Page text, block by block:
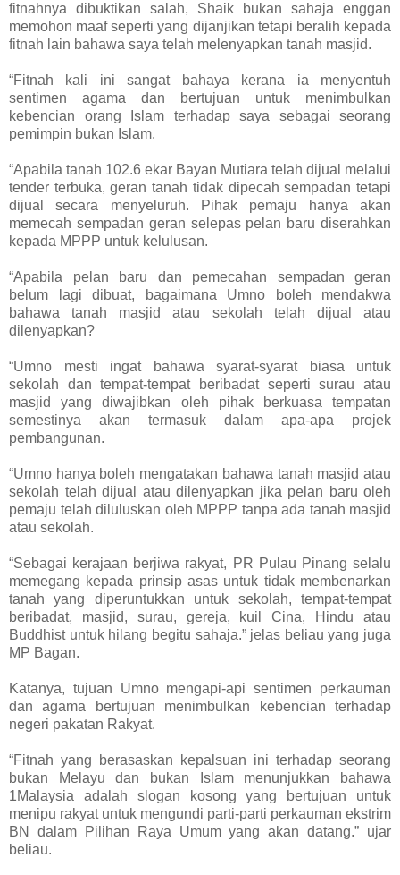
fitnahnya dibuktikan salah, Shaik bukan sahaja enggan
memohon maaf seperti yang dijanjikan tetapi beralih kepada
fitnah lain bahawa saya telah melenyapkan tanah masjid.
“Fitnah kali ini sangat bahaya kerana ia menyentuh
sentimen agama dan bertujuan untuk menimbulkan
kebencian orang Islam terhadap saya sebagai seorang
pemimpin bukan Islam.
“Apabila tanah 102.6 ekar Bayan Mutiara telah dijual melalui
tender terbuka, geran tanah tidak dipecah sempadan tetapi
dijual secara menyeluruh. Pihak pemaju hanya akan
memecah sempadan geran selepas pelan baru diserahkan
kepada MPPP untuk kelulusan.
“Apabila pelan baru dan pemecahan sempadan geran
belum lagi dibuat, bagaimana Umno boleh mendakwa
bahawa tanah masjid atau sekolah telah dijual atau
dilenyapkan?
“Umno mesti ingat bahawa syarat-syarat biasa untuk
sekolah dan tempat-tempat beribadat seperti surau atau
masjid yang diwajibkan oleh pihak berkuasa tempatan
semestinya akan termasuk dalam apa-apa projek
pembangunan.
“Umno hanya boleh mengatakan bahawa tanah masjid atau
sekolah telah dijual atau dilenyapkan jika pelan baru oleh
pemaju telah diluluskan oleh MPPP tanpa ada tanah masjid
atau sekolah.
“Sebagai kerajaan berjiwa rakyat, PR Pulau Pinang selalu
memegang kepada prinsip asas untuk tidak membenarkan
tanah yang diperuntukkan untuk sekolah, tempat-tempat
beribadat, masjid, surau, gereja, kuil Cina, Hindu atau
Buddhist untuk hilang begitu sahaja.” jelas beliau yang juga
MP Bagan.
Katanya, tujuan Umno mengapi-api sentimen perkauman
dan agama bertujuan menimbulkan kebencian terhadap
negeri pakatan Rakyat.
“Fitnah yang berasaskan kepalsuan ini terhadap seorang
bukan Melayu dan bukan Islam menunjukkan bahawa
1Malaysia adalah slogan kosong yang bertujuan untuk
menipu rakyat untuk mengundi parti-parti perkauman ekstrim
BN dalam Pilihan Raya Umum yang akan datang.” ujar
beliau.